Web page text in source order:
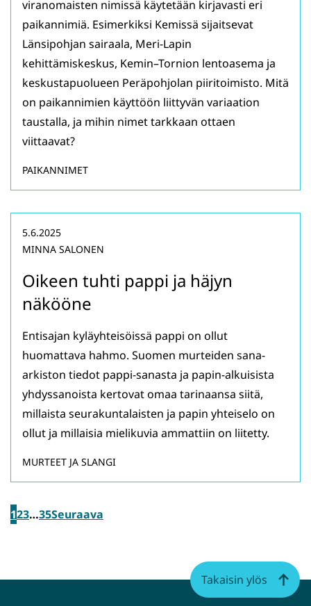
viranomaisten nimissä käytetään kirjavasti eri
paikannimiä. Esimerkiksi Kemissä sijaitsevat
Länsipohjan sairaala, Meri-Lapin
kehittämiskeskus, Kemin–Tornion lentoasema ja
keskustapuolueen Peräpohjolan piiritoimisto. Mitä
on paikannimien käyttöön liittyvän variaation
taustalla, ja mihin nimet tarkkaan ottaen
viittaavat?
PAIKANNIMET
Oikeen tuhti pappi ja häjyn
näkööne
5.6.2025
MINNA SALONEN
Entisajan kyläyhteisöissä pappi on ollut
huomattava hahmo. Suomen murteiden sana-
arkiston tiedot pappi-sanasta ja papin-alkuisista
yhdyssanoista kertovat omaa tarinaansa siitä,
millaista seurakuntalaisten ja papin yhteiselo on
ollut ja millaisia mielikuvia ammattiin on liitetty.
MURTEET JA SLANGI
123…35Seuraava
Takaisin ylös